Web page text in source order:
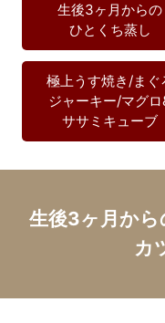
生後3ヶ月からの
ひとくち蒸し
極上うす焼き/まぐ
ジャーキー/マグ
ササミキューブ
生後3ヶ月から
カ